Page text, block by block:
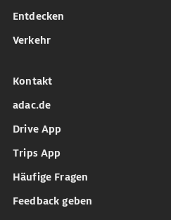
Entdecken
Verkehr
Kontakt
adac.de
Drive App
Trips App
Häufige Fragen
Feedback geben